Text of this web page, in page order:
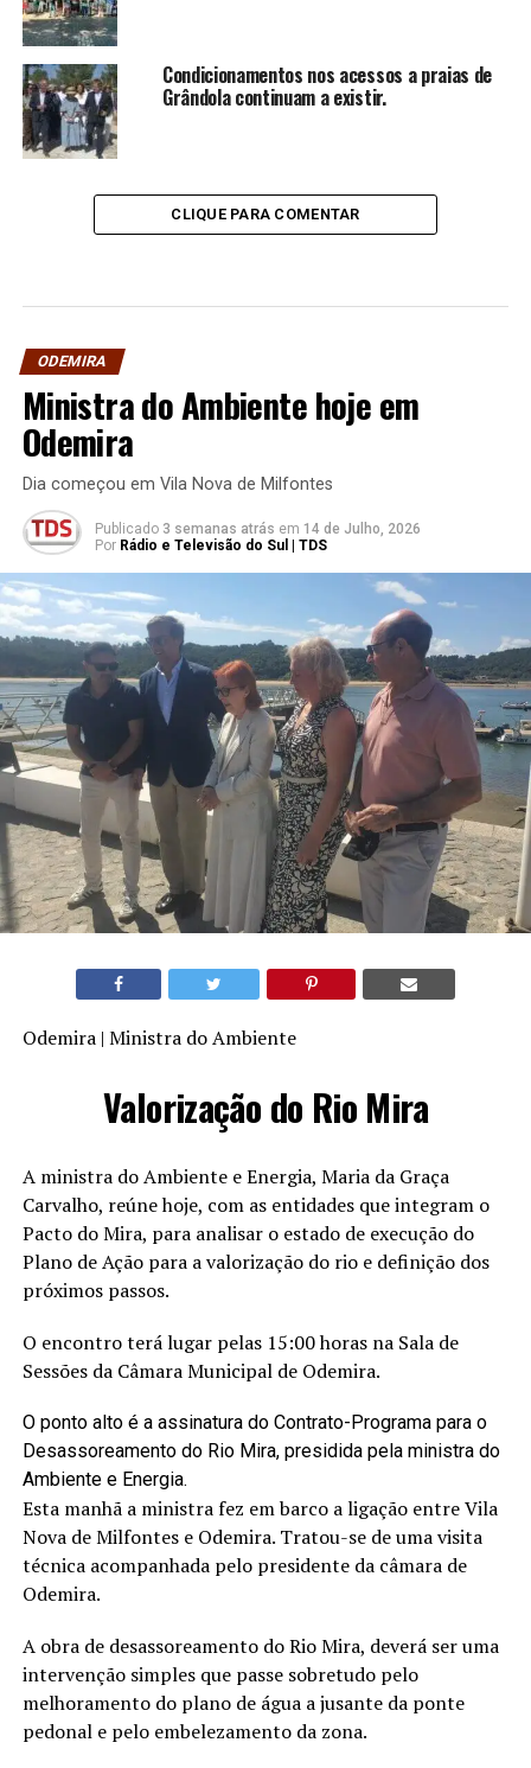
Condicionamentos nos acessos a praias de
Grândola continuam a existir.
CLIQUE PARA COMENTAR
ODEMIRA
Ministra do Ambiente hoje em
Odemira
Dia começou em Vila Nova de Milfontes
Publicado 3 semanas atrás em 14 de Julho, 2026
Por Rádio e Televisão do Sul | TDS
Odemira | Ministra do Ambiente
Valorização do Rio Mira
A ministra do Ambiente e Energia, Maria da Graça
Carvalho, reúne hoje, com as entidades que integram o
Pacto do Mira, para analisar o estado de execução do
Plano de Ação para a valorização do rio e definição dos
próximos passos.
O encontro terá lugar pelas 15:00 horas na Sala de
Sessões da Câmara Municipal de Odemira.
O ponto alto é a assinatura do Contrato-Programa para o
Desassoreamento do Rio Mira, presidida pela ministra do
Ambiente e Energia.
Esta manhã a ministra fez em barco a ligação entre Vila
Nova de Milfontes e Odemira. Tratou-se de uma visita
técnica acompanhada pelo presidente da câmara de
Odemira.
A obra de desassoreamento do Rio Mira, deverá ser uma
intervenção simples que passe sobretudo pelo
melhoramento do plano de água a jusante da ponte
pedonal e pelo embelezamento da zona.